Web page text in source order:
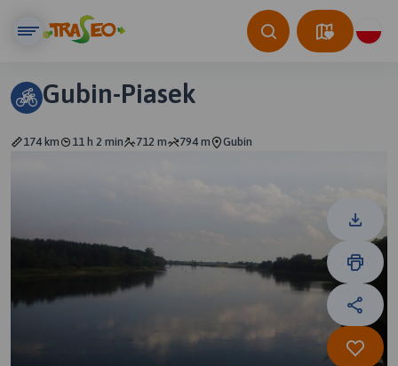
Gubin-Piasek
174 km 11 h 2 min 712 m 794 m Gubin